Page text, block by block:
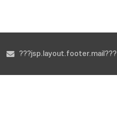
???jsp.layout.footer.mail???